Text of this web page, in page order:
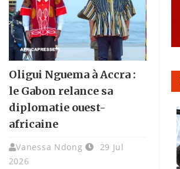
Oligui Nguema à Accra :
le Gabon relance sa
diplomatie ouest-
africaine
Vanessa Ndong
29 Jul
2026